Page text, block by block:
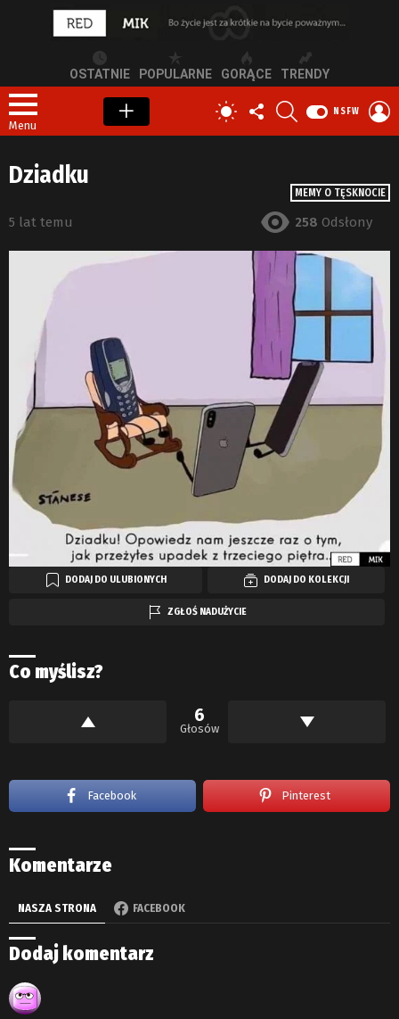
OSTATNIE POPULARNE GORĄCE TRENDY
Menu
PRZEŁĄCZ
SKÓRKĘ
OBSERWUJ
NAS
NSFW
MEMY O TĘSKNOCIE
Dziadku
5 lat temu 258 Odsłony
DODAJ DO ULUBIONYCH DODAJ DO KOLEKCJI
ZGŁOŚ NADUŻYCIE
Co myślisz?
6
Głosów
Facebook Pinterest
Komentarze
NASZA STRONA FACEBOOK
Dodaj komentarz